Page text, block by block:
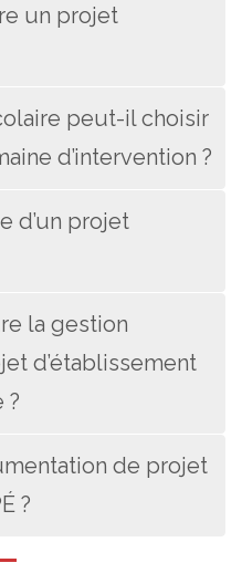
un projet
peut-il choisir
d’intervention ?
d’un projet
la gestion
d’établissement
?
de projet
?